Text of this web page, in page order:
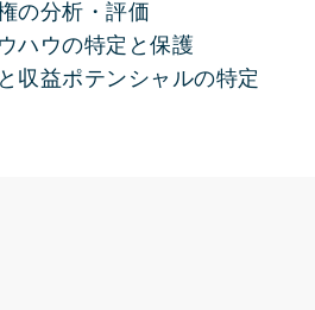
の分析・評価
ハウの特定と保護
収益ポテンシャルの特定